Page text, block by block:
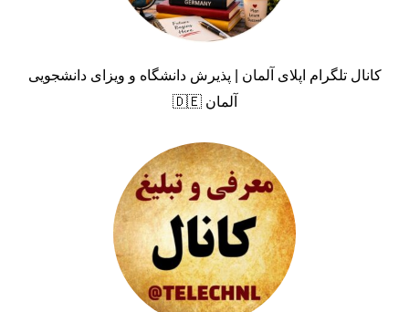
کانال تلگرام اپلای آلمان | پذیرش دانشگاه و ویزای دانشجویی
آلمان 🇩🇪